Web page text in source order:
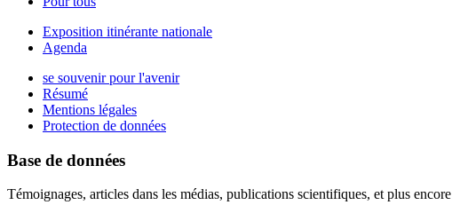
Exposition itinérante nationale
Agenda
se souvenir pour l'avenir
Résumé
Mentions légales
Protection de données
Base de données
Témoignages, articles dans les médias, publications scientifiques, et plus encore